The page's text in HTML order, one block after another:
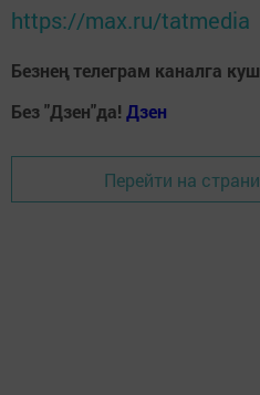
https://max.ru/tatmedia
Безнең телеграм каналга
Без "Дзен"да! Дзен
Перейти на